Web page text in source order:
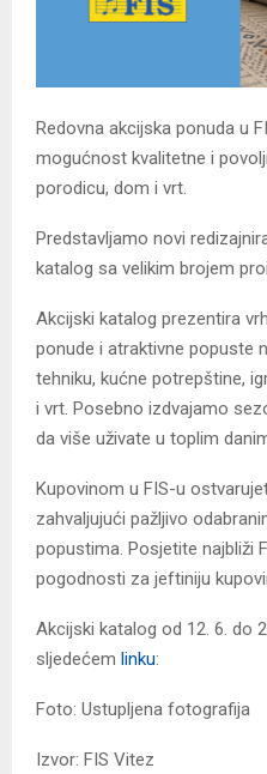
Redovna akcijska ponuda u
mogućnost kvalitetne i
porodicu, dom i vrt.
Predstavljamo novi
katalog sa velikim brojem
Akcijski katalog prezentira
ponude i atraktivne popuste
tehniku, kućne potrepštine,
i vrt. Posebno izdvajamo
da više uživate u toplim
Kupovinom u FIS-u
zahvaljujući pažljivo
popustima. Posjetite najbliži
pogodnosti za jeftiniju
Akcijski katalog od 12. 6. do
sljedećem linku:
Foto: Ustupljena fotografija
Izvor: FIS Vitez